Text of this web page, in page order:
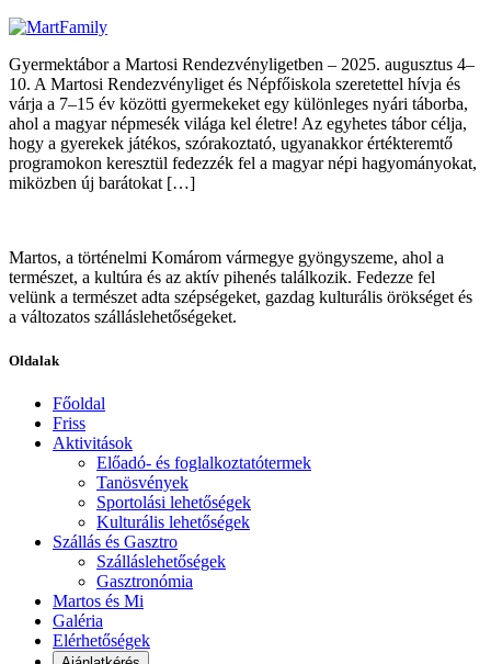
Gyermektábor a Martosi Rendezvényligetben – 2025. augusztus 4–
10. A Martosi Rendezvényliget és Népfőiskola szeretettel hívja és
várja a 7–15 év közötti gyermekeket egy különleges nyári táborba,
ahol a magyar népmesék világa kel életre! Az egyhetes tábor célja,
hogy a gyerekek játékos, szórakoztató, ugyanakkor értékteremtő
programokon keresztül fedezzék fel a magyar népi hagyományokat,
miközben új barátokat […]
Martos, a történelmi Komárom vármegye gyöngyszeme, ahol a
természet, a kultúra és az aktív pihenés találkozik. Fedezze fel
velünk a természet adta szépségeket, gazdag kulturális örökséget és
a változatos szálláslehetőségeket.
Oldalak
Főoldal
Friss
Aktivitások
Előadó- és foglalkoztatótermek
Tanösvények
Sportolási lehetőségek
Kulturális lehetőségek
Szállás és Gasztro
Szálláslehetőségek
Gasztronómia
Martos és Mi
Galéria
Elérhetőségek